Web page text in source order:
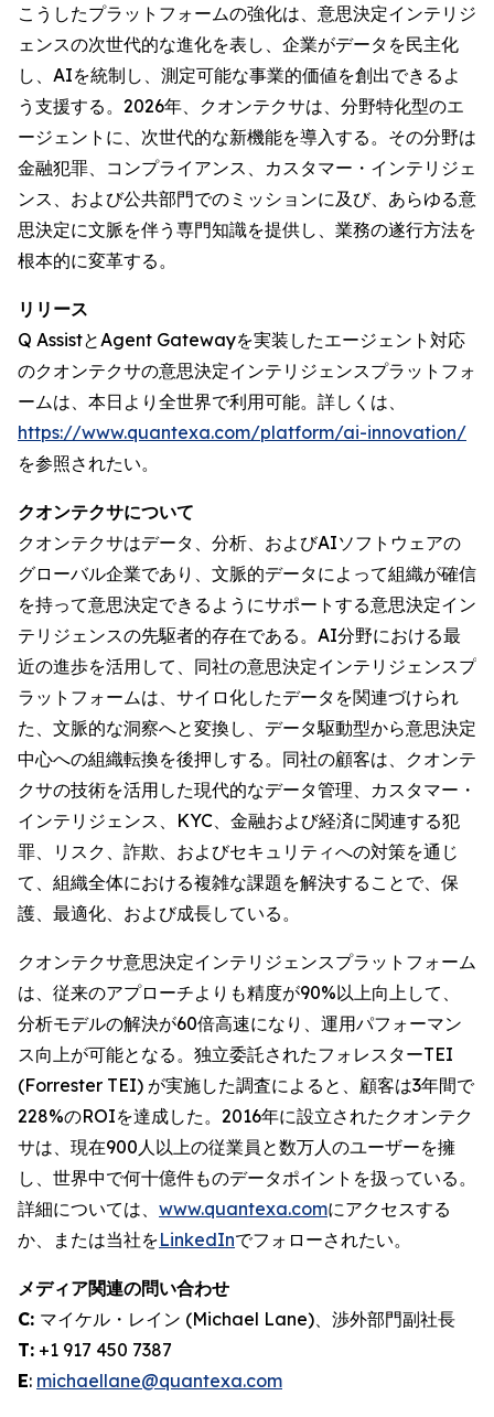
こうしたプラットフォームの強化は、意思決定インテリジ
ェンスの次世代的な進化を表し、企業がデータを民主化
し、AIを統制し、測定可能な事業的価値を創出できるよ
う支援する。2026年、クオンテクサは、分野特化型のエ
ージェントに、次世代的な新機能を導入する。その分野は
金融犯罪、コンプライアンス、カスタマー・インテリジェ
ンス、および公共部門でのミッションに及び、あらゆる意
思決定に文脈を伴う専門知識を提供し、業務の遂行方法を
根本的に変革する。
リリース
Q AssistとAgent Gatewayを実装したエージェント対応
のクオンテクサの意思決定インテリジェンスプラットフォ
ームは、本日より全世界で利用可能。詳しくは、
https://www.quantexa.com/platform/ai-innovation/
を参照されたい。
クオンテクサについて
クオンテクサはデータ、分析、およびAIソフトウェアの
グローバル企業であり、文脈的データによって組織が確信
を持って意思決定できるようにサポートする意思決定イン
テリジェンスの先駆者的存在である。AI分野における最
近の進歩を活用して、同社の意思決定インテリジェンスプ
ラットフォームは、サイロ化したデータを関連づけられ
た、文脈的な洞察へと変換し、データ駆動型から意思決定
中心への組織転換を後押しする。同社の顧客は、クオンテ
クサの技術を活用した現代的なデータ管理、カスタマー・
インテリジェンス、KYC、金融および経済に関連する犯
罪、リスク、詐欺、およびセキュリティへの対策を通じ
て、組織全体における複雑な課題を解決することで、保
護、最適化、および成長している。
クオンテクサ意思決定インテリジェンスプラットフォーム
は、従来のアプローチよりも精度が90%以上向上して、
分析モデルの解決が60倍高速になり、運用パフォーマン
ス向上が可能となる。独立委託されたフォレスターTEI
(Forrester TEI) が実施した調査によると、顧客は3年間で
228%のROIを達成した。2016年に設立されたクオンテク
サは、現在900人以上の従業員と数万人のユーザーを擁
し、世界中で何十億件ものデータポイントを扱っている。
詳細については、 www.quantexa.comにアクセスする
か、または当社をLinkedInでフォローされたい。
メディア関連の問い合わせ
C: マイケル・レイン (Michael Lane)、渉外部門副社長
T: +1 917 450 7387
E: michaellane@quantexa.com